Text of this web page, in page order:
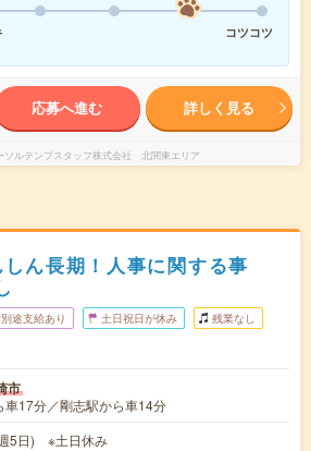
コツコツ
応募へ進む 詳しく見る
ソルテンプスタッフ株式会社 北関東エリア
しん長期！人事に関する事
途支給あり 土日祝日が休み 残業なし
市
車17分／剛志駅から車14分
5日) ※土日休み